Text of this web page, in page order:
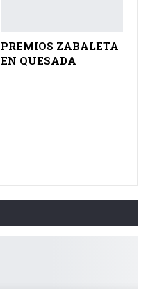
PREMIOS ZABALETA
EN QUESADA